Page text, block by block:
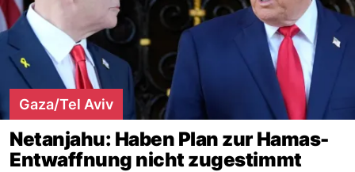
Gaza/Tel Aviv
Netanjahu: Haben Plan zur Hamas-
Entwaffnung nicht zugestimmt